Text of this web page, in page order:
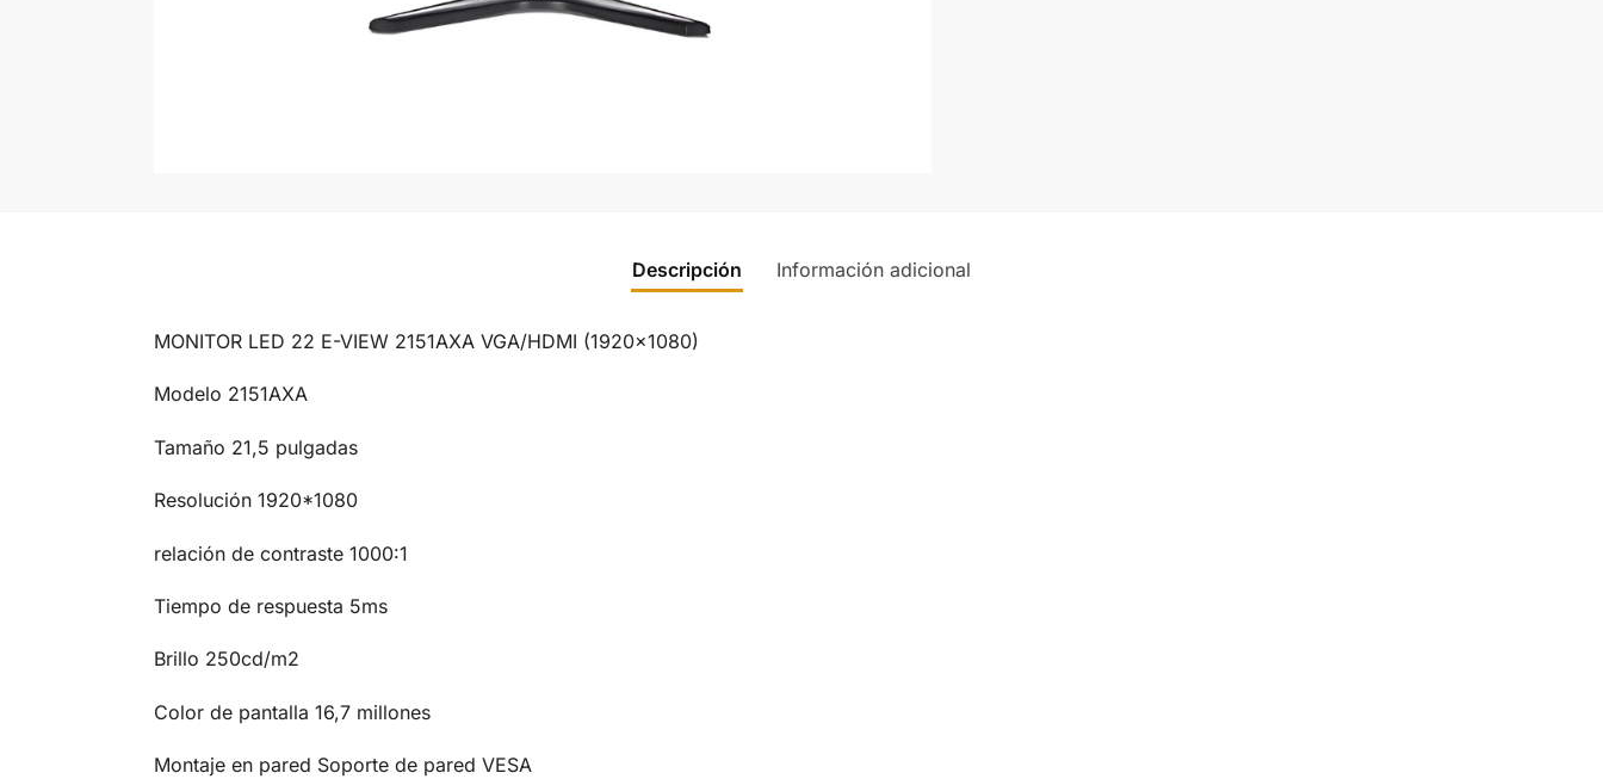
Descripción Información adicional
MONITOR LED 22 E-VIEW 2151AXA VGA/HDMI (1920×1080)
Modelo 2151AXA
Tamaño 21,5 pulgadas
Resolución 1920*1080
relación de contraste 1000:1
Tiempo de respuesta 5ms
Brillo 250cd/m2
Color de pantalla 16,7 millones
Montaje en pared Soporte de pared VESA